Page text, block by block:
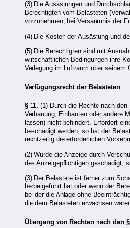
(3) Die Ausästungen und
Berechtigten vom Belasteten
vorzunehmen; bei Versäumnis der
(4) Die Kosten der Ausästung und
(5) Die Berechtigten sind mit
wirtschaftlichen Bedingungen ihre
Verlegung im Luftraum über seinem
Verfügungsrecht der Belasteten
§ 11. (1) Durch die Rechte nach den
Verbauung, Einbauten oder andere
lassen) nicht behindert. Erfordert
beschädigt werden, so hat der
rechtzeitig die erforderlichen
(2) Wurde die Anzeige durch
des Anzeigepflichtigen geschädigt,
(3) Der Belastete ist ferner zum
herbeigeführt hat oder wenn der
bei der die Anlage ohne
die dem Belasteten erwachsen
Übergang von Rechten nach den